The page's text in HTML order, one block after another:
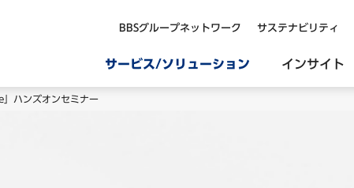
BBSグループネットワーク サステナビリティ
サービス/ソリューション インサイト
ハンズオンセミナー